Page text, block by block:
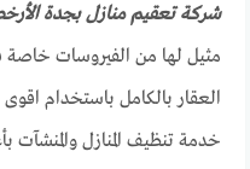
شركة تعقيم منازل بجدة الأرخص
مثيل لها من الفيروسات
العقار بالكامل باستخدام اقوى
خدمة تنظيف المنازل